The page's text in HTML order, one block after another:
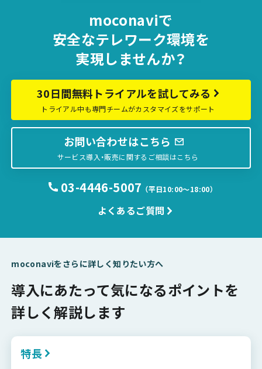
moconaviで
安全なテレワーク環境を
実現しませんか？
30日間無料トライアルを試してみる
トライアル中も専門チームがカスタマイズをサポート
お問い合わせはこちら
サービス導入・販売に関するご相談はこちら
03-4446-5007 （平日10:00〜18:00）
よくあるご質問
moconaviをさらに詳しく知りたい方へ
導入にあたって気になるポイントを
詳しく解説します
特長